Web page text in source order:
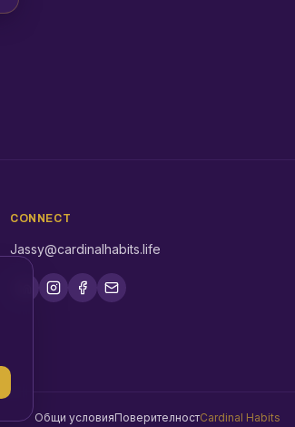
CONNECT
Jassy@cardinalhabits.life
Общи условияПоверителностCardinal Habits